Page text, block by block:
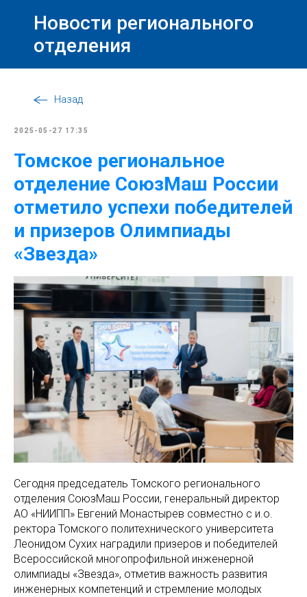
Новости регионального
отделения
Назад
2025-05-27 17:35
Томское региональное
отделение СоюзМаш России
отметило успехи победителей
и призеров Олимпиады
«Звезда»
Сегодня председатель Томского регионального
отделения СоюзМаш России, генеральный директор
АО «НИИПП» Евгений Монастырев совместно с и.о.
ректора Томского политехнического университета
Леонидом Сухих наградили призеров и победителей
Всероссийской многопрофильной инженерной
олимпиады «Звезда», отметив важность развития
инженерных компетенций и стремление молодых